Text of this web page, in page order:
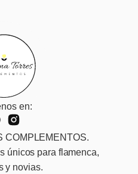
en:
COMPLEMENTOS.
únicos para flamenca,
y novias.